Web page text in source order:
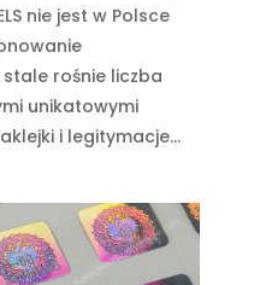
nie jest w Polsce
rośnie liczba
unikatowymi
i legitymacje...